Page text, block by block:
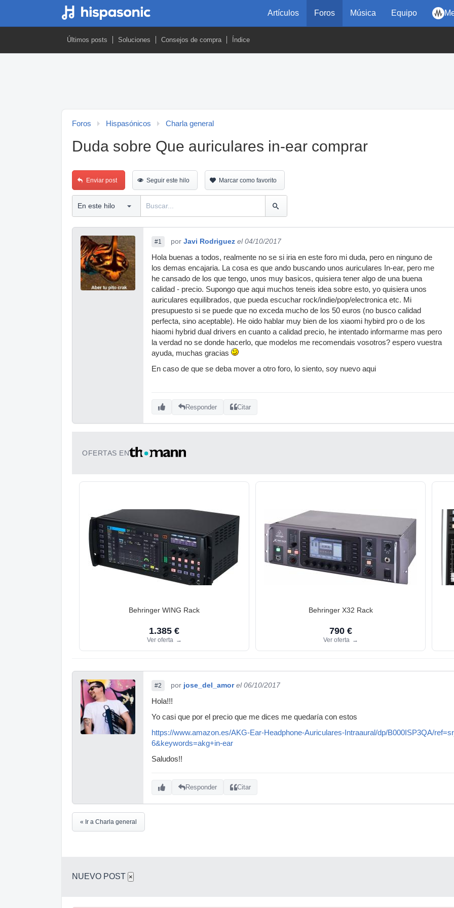
Artículos Foros Música Equipo
Últimos posts Soluciones Consejos de compra Índice
Foros Hispasónicos Charla general
Duda sobre Que auriculares in-ear comprar
Enviar post Seguir este hilo Marcar como favorito
#1 por Javi Rodriguez el 04/10/2017
Hola buenas a todos, realmente no se si iria en este foro mi duda, pero en ninguno de
los demas encajaria. La cosa es que ando buscando unos auriculares In-ear, pero me
he cansado de los que tengo, unos muy basicos, quisiera tener algo de una buena
calidad - precio. Supongo que aqui muchos teneis idea sobre esto, yo quisiera unos
auriculares equilibrados, que pueda escuchar rock/indie/pop/electronica etc. Mi
presupuesto si se puede que no exceda mucho de los 50 euros (no busco calidad
perfecta, sino aceptable). He oido hablar muy bien de los xiaomi hybird pro o de los
hiaomi hybrid dual drivers en cuanto a calidad precio, he intentado informarme mas pero
la verdad no se donde hacerlo, que modelos me recomendais vosotros? espero vuestra
ayuda, muchas gracias
En caso de que se deba mover a otro foro, lo siento, soy nuevo aqui
Responder Citar
OFERTAS EN
Behringer WING Rack
1.385 €
Ver oferta →
Behringer X32 Rack
790 €
Ver oferta →
#2 por jose_del_amor el 06/10/2017
Hola!!!
Yo casi que por el precio que me dices me quedaría con estos
https://www.amazon.es/AKG-Ear-Headphone-Auriculares-Intraaural/dp/B000ISP3QA/
6&keywords=akg+in-ear
Saludos!!
Responder Citar
« Ir a Charla general
NUEVO POST ×